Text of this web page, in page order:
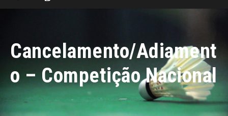
Cancelamento/Adiament
o – Competição Nacional